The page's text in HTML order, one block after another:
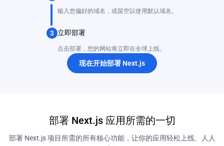
输入您偏好的域名，或留空以使用默认域名。
3 立即部署
点击部署，您的网站将立即在全球上线。
现在开始部署 Next.js
部署 Next.js 应用所需的一切
部署 Next.js 项目所需的所有核心功能，让你的应用轻松上线、人人